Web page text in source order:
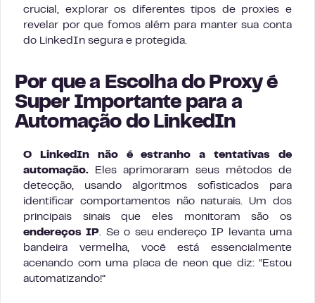
crucial, explorar os diferentes tipos de proxies e
revelar por que fomos além para manter sua conta
do LinkedIn segura e protegida.
Por que a Escolha do Proxy é
Super Importante para a
Automação do LinkedIn
O LinkedIn não é estranho a tentativas de
automação.
Eles aprimoraram seus métodos de
detecção, usando algoritmos sofisticados para
identificar comportamentos não naturais. Um dos
principais sinais que eles monitoram são os
endereços IP. Se o seu endereço IP levanta uma
bandeira vermelha, você está essencialmente
acenando com uma placa de neon que diz: “Estou
automatizando!”